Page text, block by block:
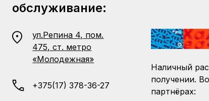
обслуживание:
ул.Репина 4, пом.
475, ст. метро
«Молодежная»
+375(17) 378-36-27
Наличный
получении.
партнёрах: